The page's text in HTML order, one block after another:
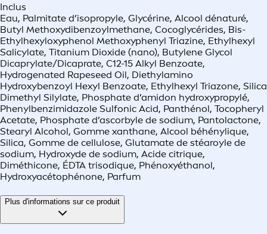
Inclus
Eau, Palmitate d’isopropyle, Glycérine, Alcool dénaturé,
Butyl Methoxydibenzoylmethane, Cocoglycérides, Bis-
Ethylhexyloxyphenol Methoxyphenyl Triazine, Ethylhexyl
Salicylate, Titanium Dioxide (nano), Butylene Glycol
Dicaprylate/Dicaprate, C12-15 Alkyl Benzoate,
Hydrogenated Rapeseed Oil, Diethylamino
Hydroxybenzoyl Hexyl Benzoate, Ethylhexyl Triazone, Silica
Dimethyl Silylate, Phosphate d’amidon hydroxypropylé,
Phenylbenzimidazole Sulfonic Acid, Panthénol, Tocopheryl
Acetate, Phosphate d’ascorbyle de sodium, Pantolactone,
Stearyl Alcohol, Gomme xanthane, Alcool béhénylique,
Silica, Gomme de cellulose, Glutamate de stéaroyle de
sodium, Hydroxyde de sodium, Acide citrique,
Diméthicone, ÉDTA trisodique, Phénoxyéthanol,
Hydroxyacétophénone, Parfum
Plus d'informations sur ce produit